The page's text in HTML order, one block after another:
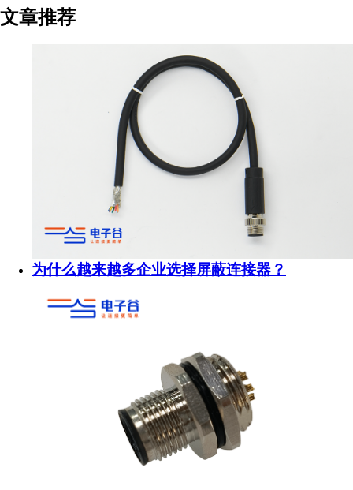
文章推荐
为什么越来越多企业选择屏蔽连接器？